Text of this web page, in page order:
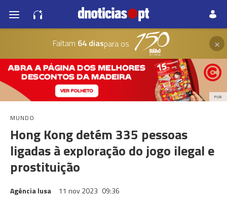
Faltam 64 diaspara os ×
PUB
MUNDO
Hong Kong detém 335 pessoas
ligadas à exploração do jogo ilegal e
prostituição
Agência lusa 11 nov 2023 09:36